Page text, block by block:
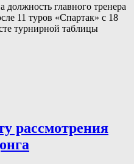
должность главного тренера
11 туров «Спартак» с 18
турнирной таблицы
рассмотрения